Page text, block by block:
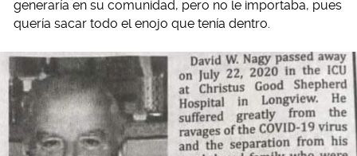
generaría en su comunidad, pero no le importaba, pues
quería sacar todo el enojo que tenía dentro.